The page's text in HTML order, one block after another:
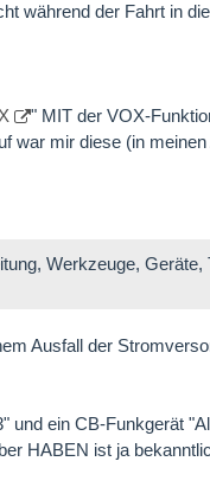
während der Fahrt in
" MIT der VOX-
war mir diese (in
Werkzeuge,
Ausfall der
ein CB-Funkgerät
HABEN ist ja